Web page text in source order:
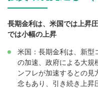
長期金利は、米国では上昇
では小幅の上昇
米国：長期金利は、新型
の加速、政府による大規
ンフレが加速するとの
念もあり、引き続き上昇